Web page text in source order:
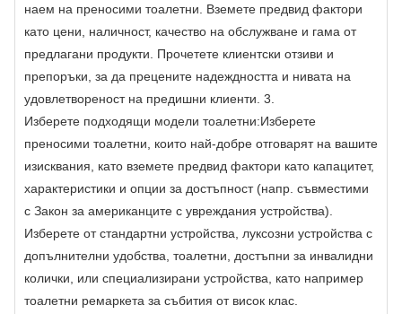
наем на преносими тоалетни. Вземете предвид фактори
като цени, наличност, качество на обслужване и гама от
предлагани продукти. Прочетете клиентски отзиви и
препоръки, за да прецените надеждността и нивата на
удовлетвореност на предишни клиенти. 3.
Изберете подходящи модели тоалетни:Изберете
преносими тоалетни, които най-добре отговарят на вашите
изисквания, като вземете предвид фактори като капацитет,
характеристики и опции за достъпност (напр. съвместими
с Закон за американците с увреждания устройства).
Изберете от стандартни устройства, луксозни устройства с
допълнителни удобства, тоалетни, достъпни за инвалидни
колички, или специализирани устройства, като например
тоалетни ремаркета за събития от висок клас.